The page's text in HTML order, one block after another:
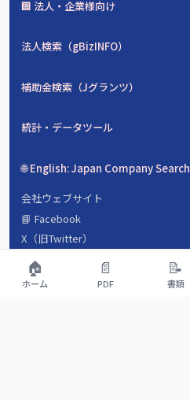
🏢 法人・企業様向け
法人検索（gBizINFO）
補助金検索（Jグランツ）
統計・データツール
🌐 English: Japan Company Search
会社ウェブサイト
📘 Facebook
X（旧Twitter）
会社概要
数字で見るyamada-tools.jp
🏠
ホーム
📄
PDF
📝
書類